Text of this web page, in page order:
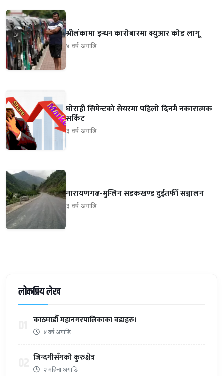
श्रीलंकामा इन्धन कारोबारमा क्युआर कोड लागू
४ वर्ष अगाडि
घोराही सिमेन्टको सेयरमा पहिलो दिनमै नकारात्मक
सर्किट
३ वर्ष अगाडि
नारायणगढ-मुग्लिन सडकखण्ड दुईतर्फी सञ्चालन
३ वर्ष अगाडि
लोकप्रिय लेख
काठमाडौँ महानगरपालिकाका वडाहरु।
४ वर्ष अगाडि
जिन्दगीसँगको कुरुक्षेत्र
२ महिना अगाडि